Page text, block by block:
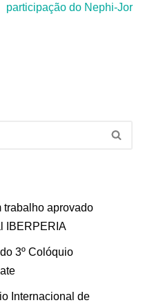
participação do Nephi-Jor
trabalho aprovado
IBERPERIA
3º Colóquio
Internacional de